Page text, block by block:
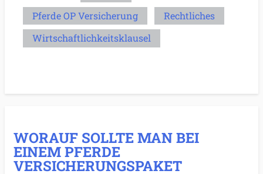
Pferde OP Versicherung
Rechtliches
Wirtschaftlichkeitsklausel
WORAUF SOLLTE MAN BEI
EINEM PFERDE
VERSICHERUNGSPAKET